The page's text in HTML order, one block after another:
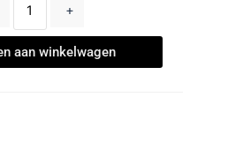
+
aan winkelwagen